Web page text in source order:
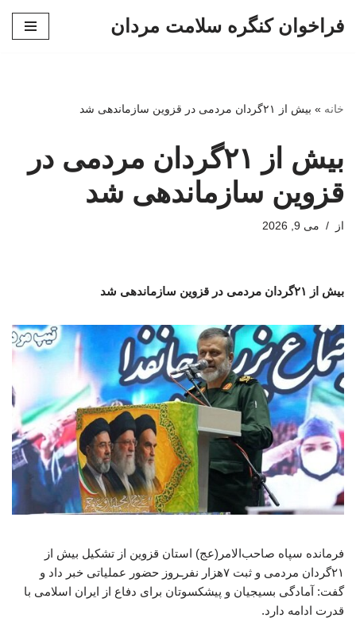
فراخوان کنگره سلامت مردان
خانه » بیش از ۲۱گردان مردمی در قزوین سازماندهی شد
بیش از ۲۱گردان مردمی در
قزوین سازماندهی شد
از می 9, 2026
بیش از ۲۱گردان مردمی در قزوین سازماندهی شد
فرمانده سپاه صاحب‌الامر(عج) استان قزوین از تشکیل بیش از
۲۱گردان مردمی و ثبت ۷هزار نفرـروز حضور عملیاتی خبر داد و
گفت: آمادگی بسیجیان و پیشکسوتان برای دفاع از ایران اسلامی با
قدرت ادامه دارد.